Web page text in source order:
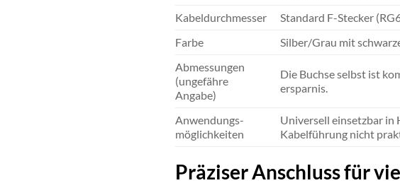
Kabel­durchmesser­­­­­­­­­­­­­­­­­­­­­­­­­­­­­­­­­­­­­­­­­­­­­­­­­­­­­­­­­­­­­­­­­­­­­­­­­­­­­­­­­­­­­­­­­­­­­­­­­­­­­­­­­­­­­­­­­­­­­­­­­­­­­­­­­­­­­­­­­­­­­­­­­­­­­­­­­­­­­­­­­­­­­­­­­­­­­­­­­­­­­­­­­­­­­­­­­­­­­­­­­­­­­­­­­­­­­­­­­­­­­­­­­­­­­­­­­­­­­­­­­­­­­­­­­­­­­­­­­­­­­­­­­­­­­­­­­­­­­­­­­­­­­­­­­­­­­­­­­­­­­­­­­­­­­­­­­­­­­­­­­­­­­­­­­­­­­­­­­­­­­­­­­­­­­­­­­­­­­­­­­­­­­­­­­­­­­­­­­­­­­­­­­­­­­­­­­­­­­­­­­­­­­­­­­­­­­­­­­­­­­­­­­­­­­­­­­­­­­­­­­­­­­­­­­­­­­­­­­­­­­­­­­­­­­­­­­­­­­­­­­­­­­­­­­­­­­­­­­­­­­­­­­­­­­­­­­­­­­­­­­­­­­­­­­­­­­­­­­­­­­­­­­­­­­­­­­­­­­­­­­­­­­­­­­­­­­­­­­­­­­­­­­­­­­­­­­­­­­­­­­­­­­­­­­­­­­­­­­­­­­­­­­­­­­­­­­­­­­­­­­­­­­­­­­­­­­­­­­­­­­­­­­­­­­­­­­­­­­­­­­­­­­­­­­­­­­­­­­­­­­­­­­­­­­­­­­­­­­­­­­­­­­­­­­­­­­­­­­­­­­­­­­­­­­­­­­­­­­­­­­­­­­­­­­­­­­­­­­­­­­­­­­­­­­­­­­­­­­­­­­­­­­­­­­­­­­­­­­­­­­­­­­­­­­­­­­­­­­­­­­­­­­­­­­­­­­­­­­­­­­­­­­­­­­­­­­­­­­­­­­­­­­­­­­­­­­­­­­­­­­­­­­­­­­­­­­­­­­­­­­­­­­­­­­­­­­­­­­­­­­­­­­­­­­­­­­­­­­­­­­­­­­­­­­­­­­­­­­­­­­­­­­­­­­­­­­­­­­­­­­­­­­­­­­­­­­­­­­­­­­­­­­­­­­­­­­­­­­­­­­­­­­­­­­­­­­­­­­­­­­­­­­­­­­­­­­­­­­­­­­­­­­­­­­­­­­­­­­­­­­­­­­­­­­­­­­­­­­­­­­­­­­­­­­­­­­­­­­­­­­­­­­­­­­­­­­­­­­­­­­­­­­­­­­­­­­­­­­­­­­­­­­­­­­­­­­­­­­­­­­­­­­­­­­­­­­­­­­­­­­­­­­­­­­­­­­­­­­­­­­­­­­­­­­­­­­­­­­­­­­­­­­­­­­­­­­­­­­­­­­­­­­­­­­­­­­­­­­­­­­­­­­­­­­­­­­­­­­­­­­­­­­­­­­­­­­­­­­­­­­­­­­­­­­­­­­­­­­­­­­­­­­­­­­­­­­­­­­­­­­­­­­­­­­­­­­­­­­­­­­­­­­­­­­­­­­­­­­­­­­­­­­­­­­­­­­­­­­­­­­­­­­­­­­­­­­­­­­­­­­­­­­­­­­­­­­­­­­­­­­­­­­­­­­­­­­­­­­­­­­­­­­­­­­­­­­­­­­­­­­­­­­­­­­­­­­­­­­­­­­­­­­­­­­­­­­­­­­­­­­­­­­­­­­­­­­­­­­­­­­­­­­­­­­­­­­­­­­­­­­­­­­­­­­­­­­­­­­­­­­­­­­­­­­­­­­­­­­­­­­­­­­­­­­­­­­­­­­­­­­­­­­­­­­­­­­­­­­­­­­­­­­­­­­­­­­­­­­­­­­­­­­­­­­­­­­­­­­­­­­­­­­­­­­­­­­­­­­­­­­­­­­­­­­­­­­­­­­­­­­­­­­­­­­­­­­­­­­­­­­­­­­­­­­­­­­­­­­­­­­­­­­­­­­­­­­­­­­­­­­­­­­­­­­­­­­­­­­­­­­­­­­­­­­­­­­­­­­­­­­­­­­­­­­­­­­­­­­­­­­­­­­­­­­­­­­­­­­­­­­­­­­­­­­­­­­­­­­­­­­­­­­­­­­­­­­­­­­­­­­­­­­­­­­­­­­­­­­­­­­­­­­­­­­­­­­­­­­­­­­­­­­­­­­­­­­­­­­­­­­­­­­­­­­­­­­­­­­­­­­­­­­­­­­­­­­­­­­­­­­­­­­­­­­­­­­­­­­­­­­­­­­­­­­­­­­­­­­­­­­­­­­­­­­­­­­­­­­­­­­­­­­­­­­­­­­­­­­­­­­­­­­­­­­­­­­­­­­­­­­­­­­­­­­­­­­­­­­­­­­­­­­­­­­­­­­­­­­­­­­­­­­­­­­­­­­­­­­­­­­­­­­­­­­­­­­­­­­­­­­­­­­­­­­­­­­­­­­­­­­­­­­­­­­­­­­­­­­­­­­­­­­­­­­­­­­­­­­­­­­­­­­­­­­­­­­­­­­­­­­­­­­­­­­­­­­­­­­­­­­­­­­­­­­­­­­­­­­­­­­­­­­­­­­­­­­­­­­­­­­­­­­­­­­­­­­­­­­­­­­­­­­­­­­­­­­­­­­­­­­­­­­­­­­­­­­­­­­­­­­­­­­­­­­­­­­­­­­­­­­­­­­­­­­­­­­­­­­­­­­­­­­­­­­­­­­­­­­­­­­­­­­­­­­­­­­­­­­­­­­­­­­­­­­­­­­­­­­­­­­­­­­­­­­­­­­­­­­­­­­­­­­­­­­­­­­­­­­­­­­­­­­­­­­­­­­­­­­­­­­­­­­­­­­­­­­­­­­­­­­­­­­­­­­­­­­­­­­­­­­­­­­­­­­­­­­­­­­­­­­­­­­­­­­­­­­­­­­­­­­­­­­­­­­­­­­­­­­­­­­­­­­­­­­­­­­­­­­­­­­­­­­­­­­­­­­­­­­­­­­­­­­­­­­­­­­­­­­­­­­­­­­­­­­­­­­­­­­­­­­­­­­­­­­­­­­­­­­­­­­­­­­­­­­­­­­­­­­­­­­­­­­­­­­­­­­­­­­­­­­­­­­­­­­­­­­­­­­­­­­­­­­­­­­­­­­­­­­­­­­­­­­­­­­­­­­­­­­­­­­­­­­­­­­­­­­­­­­­­­­­­­­­­­­­­­­­­­­­­­­­­­­­­­­­­­­­­­­­­­­­­­­­­­­­­­­­­­­­­­­­­­­­­­­­­­­­­­­­­­­­­­­­­­­­­­­­­­­­­­­­­­­­­­­­­­­­­­­­­­­­­­­­­­­­­­­­­­­­­­­­­­­­­­­­­­­­­­­­­­­­­­­­­­­­­­­­­­­­­­­­­­­­­­­­­­­­­­­­­­­­­­­­­­­­­­­­­­­­­­­­­­­­­­­­­­­­­­­­­­­­­­­­­­­­­­­­­­­­­­­­­­­­­­­­­­­­­­­­­­­­­­­­­­­­­­­­­­­­­­­­­­­­­­­­­­­­­­­­­­­­­­­­­­­­­­­­­­­­­­­­­­­­­­­­­­­­­­­­­­­­­­­­­­­­­­­­­­­­­­­­­­­­­­­­­­­­­­­­­­­­­­­­­­­­­­­­­­­­­­­­­­­­­­­­­­­­­­­­­­­­­­­­­­­­­­­­­­­­­­­­­­­­­­­­­­­­­­­­­­­­­­­­­­­­­­­­­­­­­­­­­­­­­­­­­­­­­­­­­­­­­­­­­­­­­­­­­­­­­­­­­­­­­­­­­­­­­­­­­­­­­­­­­­­­­­­­­­­­­­­­­­­­­­­­­­­­­­­­­­­­­­­­­­­­­­­­­­­­­­­­­­­­­­­­­­­­­­­­­­­­­­­­­­­­­­­­­­­­­­­­­­­­­­­­­­­­­­­­­­­­­­­­­­­­­­­­­­­­­­­­­­­­­­­­­­­­­­­­­­­­­­­­­­­­­­­­­­­­­­­­­­­­­­­­­­­­­­­­­­­­­­­­­­­­­­­­­­­­­­­­­­­­­­­­­­­­­­­­­­­­­­­­­­­­­­­­­­­­­­­­­­­­­­­­­­­­­­­­­­­­­­­­­­­­­­­­­­­­­­­­­­­­­­­­­­­­­­­­­­­­­­­­­­­­­­­­­­­­­­­­­­­­­­­­­­­­­­­­­­­­­­­­­­­­­­­­­­­­­­­­­­­­­­­­­­­­­­­­­­­­­­­­­­­­­­­­­­­­­­­­­­­­­­­­­­­­­­­­­­­­­­­­­­­­­­­­­­­­­­­­­­­­­­­­­­­­­­­­­­­­­­­­­­­­­­­­­­­­­­­­­­­­­­­­­­­­­­­­­­­­­­­­­­­­­­­­­­­­­­­­­­­­­­­­­­­­­­­­­­­­­­­­­­­­­­­­­­­­­­­­­­­­­­­­­­­­­­­­­­­­­­­­­­­­­­­­­­­­­­­­­­­­­­­­­­­­­­­­­­­­­­­­­­­­­­­­­­­­­­­­­­­­­­­­­­­­­­­­­­­­­­­­­­­­­­­­­­­­­­­­­­­­­­­­­­­­­­­­­­­­­­­­­­­­­­­­­­­­­­­­­­­­­­­­­­­­­­­­­­­­­­­­­­­­­­­­­­­­­­­­­­­­­­­­­­­­­­­­­­­­­­­­­­­­­­­­­­­­­­­­­­­­­­­­­­­­­­­­­­­­­­­­­­­­­­­­­­­­­­­­­­­­­­­­­­­­­­­­­­­­­­­­­­­­­­­­­­­­­­­­­­­­­­­­­­­­­­­­­­­­­­­­­­­­­­­­­­­­­­­­­­­­­­­­­­­­­­­­­­­­­­­­­­­­­­­­­­­­­­­­­­­­­­­­­­­­­­­­­­­­­­­­­­­­­­­­­­­­­­­­­­­­­­­­­­­­­­­­­­­­­­­­­­­­­­­­­­­­­­­­­­­­­­­­­­­­­­­­­­­­­­­­­­­­­­­­­­­­­­­­­­­­­­­­­­­­­­­­­­­­­­­­­­­­­­­­­­­­­­­­­­­­­­­­­­­­­­­­­­­­­­­­­­­­­­­­­­­­­­­­­­­­­­­­­­­­­­­­­­­­­­­­­­­­­­­­­­­­­­­­­­­­­­­­­­­­­­­­­­­­­­­­­­­­­­­­­­­­­­­­­­­­­­­­­­­­­­­­­­­­­­­­­­­­­­­­­­­­­­­­­­­­­­­­­­­­­­­­­­­­­­­­­­­­­­­­­­­­­­­­­­­­­­­­­­­­­­­­­­­­­­­­­
Standard F-Stecker
Farbe
Silber/Grau mit
Abmessungen
(ungefähre
Angabe)
Die Buchse selbst ist
ersparnis.
Anwendungs­
möglichkeiten
Universell einsetzbar in
Kabelführung nicht
Präziser Anschluss für